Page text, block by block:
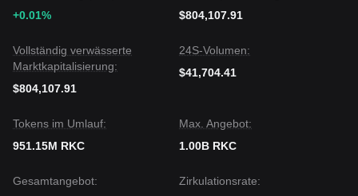
+0.01%
$804,107.91
Vollständig verwässerte
Marktkapitalisierung:
$804,107.91
24S-Volumen:
$41,704.41
Tokens im Umlauf:
951.15M RKC
Max. Angebot:
1.00B RKC
Gesamtangebot:
Zirkulationsrate: